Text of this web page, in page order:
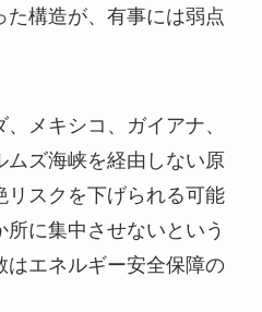
構造が、有事には弱点
メキシコ、ガイアナ、
ムズ海峡を経由しない原
リスクを下げられる可能
に集中させないという
はエネルギー安全保障の